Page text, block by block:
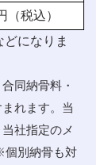
（税込）
になりま
同納骨料・
れます。当
社指定のメ
個別納骨も対